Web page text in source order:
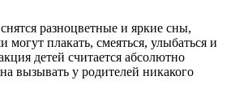
разноцветные и яркие сны,
плакать, смеяться, улыбаться и
детей считается абсолютно
вызывать у родителей никакого